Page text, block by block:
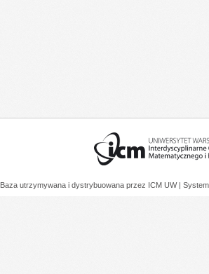
Baza utrzymywana i dystrybuowana przez ICM UW |